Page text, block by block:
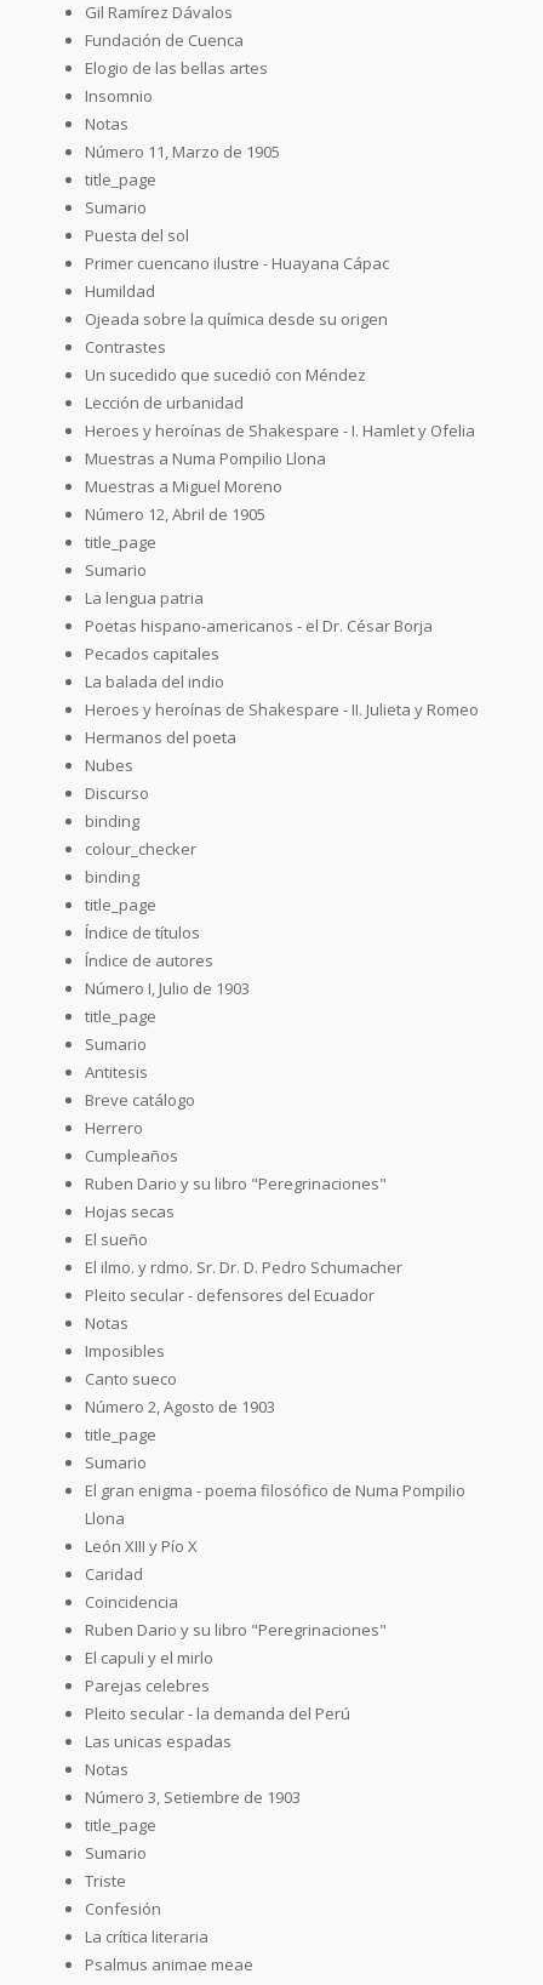
Gil Ramírez Dávalos
Fundación de Cuenca
Elogio de las bellas artes
Insomnio
Notas
Número 11, Marzo de 1905
title_page
Sumario
Puesta del sol
Primer cuencano ilustre - Huayana Cápac
Humildad
Ojeada sobre la química desde su origen
Contrastes
Un sucedido que sucedió con Méndez
Lección de urbanidad
Heroes y heroínas de Shakespare - I. Hamlet y Ofelia
Muestras a Numa Pompilio Llona
Muestras a Miguel Moreno
Número 12, Abril de 1905
title_page
Sumario
La lengua patria
Poetas hispano-americanos - el Dr. César Borja
Pecados capitales
La balada del indio
Heroes y heroínas de Shakespare - II. Julieta y Romeo
Hermanos del poeta
Nubes
Discurso
binding
colour_checker
binding
title_page
Índice de títulos
Índice de autores
Número I, Julio de 1903
title_page
Sumario
Antitesis
Breve catálogo
Herrero
Cumpleaños
Ruben Dario y su libro "Peregrinaciones"
Hojas secas
El sueño
El ilmo. y rdmo. Sr. Dr. D. Pedro Schumacher
Pleito secular - defensores del Ecuador
Notas
Imposibles
Canto sueco
Número 2, Agosto de 1903
title_page
Sumario
El gran enigma - poema filosófico de Numa Pompilio
Llona
León XIII y Pío X
Caridad
Coincidencia
Ruben Dario y su libro "Peregrinaciones"
El capuli y el mirlo
Parejas celebres
Pleito secular - la demanda del Perú
Las unicas espadas
Notas
Número 3, Setiembre de 1903
title_page
Sumario
Triste
Confesión
La crítica literaria
Psalmus animae meae